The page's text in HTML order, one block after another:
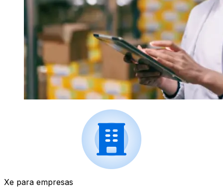
Xe para empresas